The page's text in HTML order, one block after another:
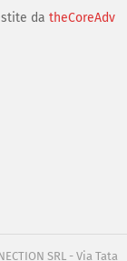
da theCoreAdv
SRL - Via Tata